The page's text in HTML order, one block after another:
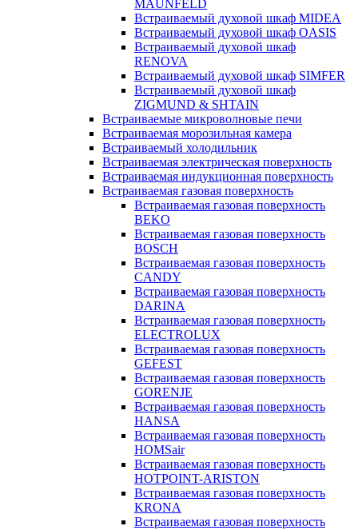
MAUNFELD
Встраиваемый духовой шкаф MIDEA
Встраиваемый духовой шкаф OASIS
Встраиваемый духовой шкаф
RENOVA
Встраиваемый духовой шкаф SIMFER
Встраиваемый духовой шкаф
ZIGMUND & SHTAIN
Встраиваемые микроволновые печи
Встраиваемая морозильная камера
Встраиваемый холодильник
Встраиваемая электрическая поверхность
Встраиваемая индукционная поверхность
Встраиваемая газовая поверхность
Встраиваемая газовая поверхность
BEKO
Встраиваемая газовая поверхность
BOSCH
Встраиваемая газовая поверхность
CANDY
Встраиваемая газовая поверхность
DARINA
Встраиваемая газовая поверхность
ELECTROLUX
Встраиваемая газовая поверхность
GEFEST
Встраиваемая газовая поверхность
GORENJE
Встраиваемая газовая поверхность
HANSA
Встраиваемая газовая поверхность
HOMSair
Встраиваемая газовая поверхность
HOTPOINT-ARISTON
Встраиваемая газовая поверхность
KRONA
Встраиваемая газовая поверхность